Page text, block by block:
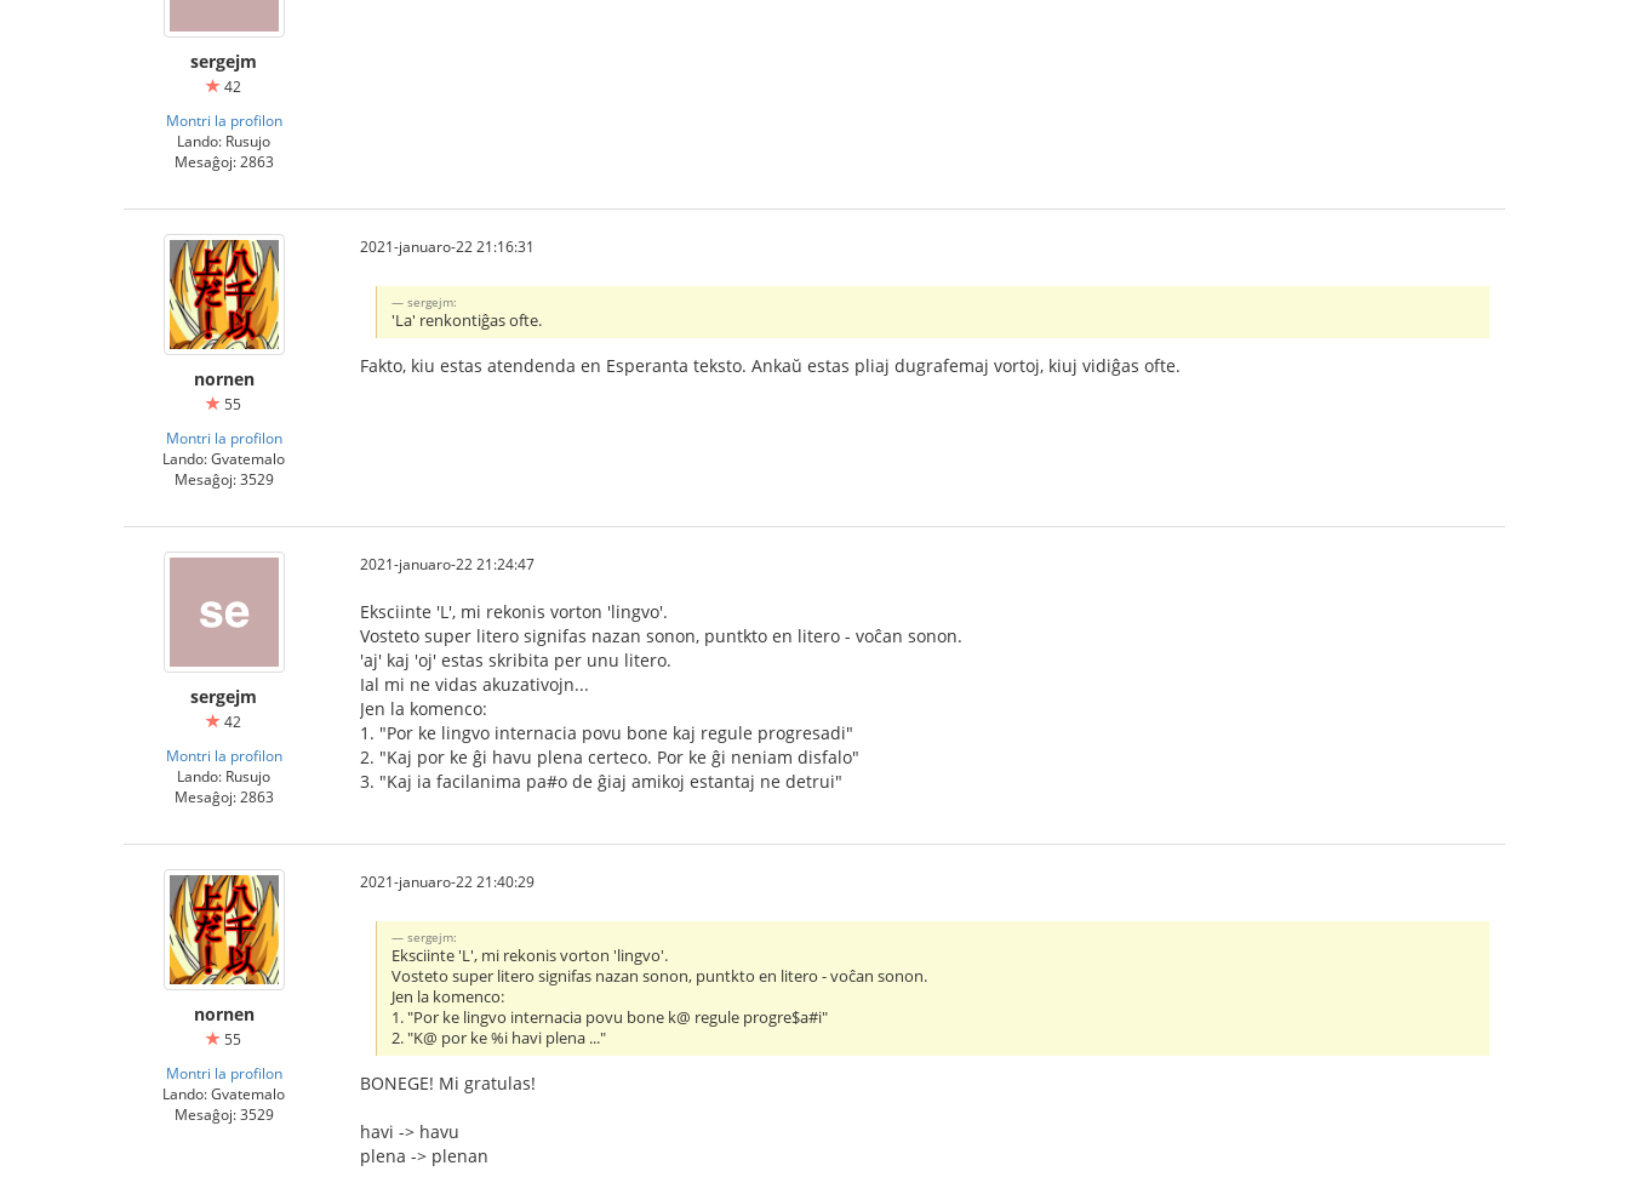
sergejm
42
Montri la profilon
Lando: Rusujo
Mesaĝoj: 2863
nornen
55
Montri la profilon
Lando: Gvatemalo
Mesaĝoj: 3529
2021-januaro-22 21:16:31
sergejm:
'La' renkontiĝas ofte.
Fakto, kiu estas atendenda en Esperanta teksto. Ankaŭ estas pliaj dugrafemaj vortoj, kiuj vidiĝas ofte.
sergejm
42
Montri la profilon
Lando: Rusujo
Mesaĝoj: 2863
2021-januaro-22 21:24:47
Eksciinte 'L', mi rekonis vorton 'lingvo'.
Vosteto super litero signifas nazan sonon, puntkto en litero - voĉan sonon.
'aj' kaj 'oj' estas skribita per unu litero.
Ial mi ne vidas akuzativojn...
Jen la komenco:
1. "Por ke lingvo internacia povu bone kaj regule progresadi"
2. "Kaj por ke ĝi havu plena certeco. Por ke ĝi neniam disfalo"
3. "Kaj ia facilanima pa#o de ĝiaj amikoj estantaj ne detrui"
nornen
55
Montri la profilon
Lando: Gvatemalo
Mesaĝoj: 3529
2021-januaro-22 21:40:29
sergejm:
Eksciinte 'L', mi rekonis vorton 'lingvo'.
Vosteto super litero signifas nazan sonon, puntkto en litero - voĉan sonon.
Jen la komenco:
1. "Por ke lingvo internacia povu bone k@ regule progre$a#i"
2. "K@ por ke %i havi plena ..."
BONEGE! Mi gratulas!
havi -> havu
plena -> plenan